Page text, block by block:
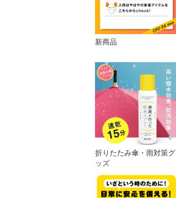
新商品
折りたたみ傘・雨対策グ
ッズ